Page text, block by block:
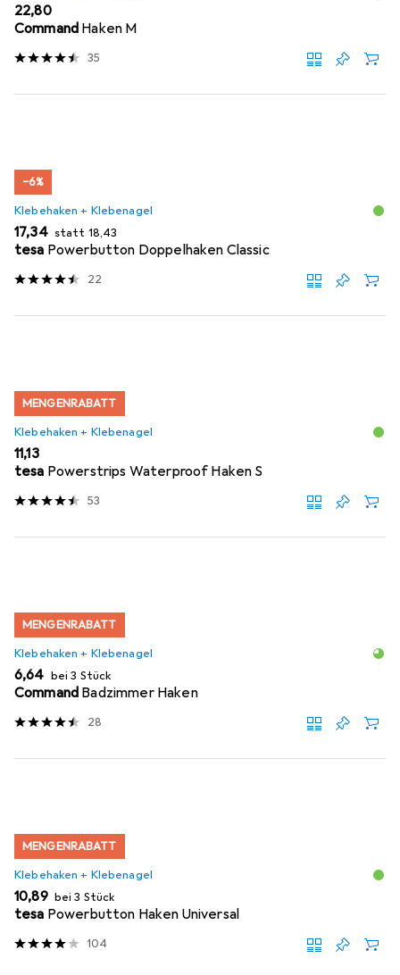
EUR
22,80
Command Haken M
35
−6%
Klebehaken + Klebenagel
EUR
17,34 statt EUR
18,43
tesa Powerbutton Doppelhaken Classic
22
MENGENRABATT
Klebehaken + Klebenagel
EUR
11,13
tesa Powerstrips Waterproof Haken S
53
MENGENRABATT
Klebehaken + Klebenagel
EUR
6,64 bei 3 Stück
Command Badzimmer Haken
28
MENGENRABATT
Klebehaken + Klebenagel
EUR
10,89 bei 3 Stück
tesa Powerbutton Haken Universal
104